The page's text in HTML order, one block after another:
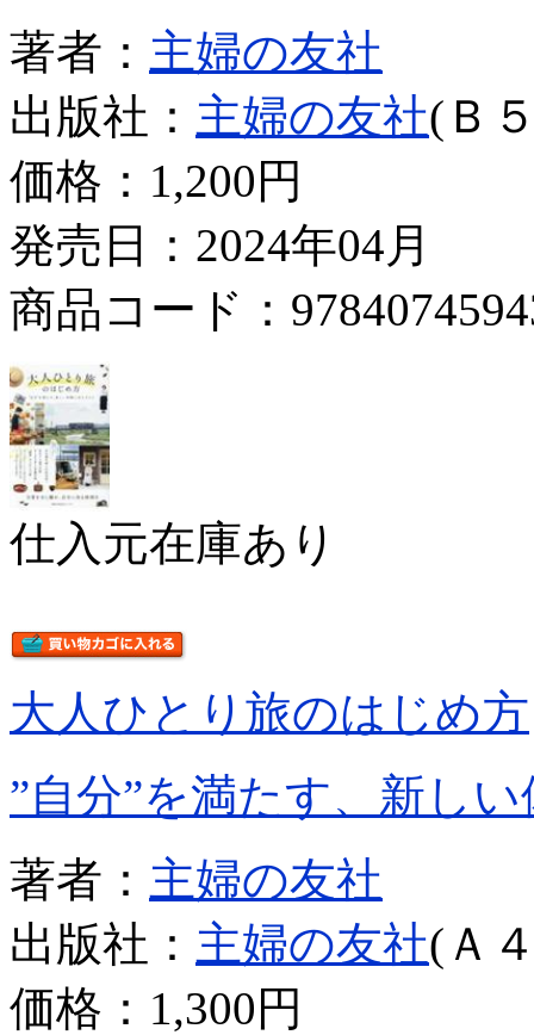
著者： 主婦の友社
出版社： 主婦の友社(Ｂ
価格： 1,200円
発売日：2024年04月
商品コード：
仕入元在庫あり
大人ひとり旅のはじめ方
”自分”を満たす、新し
著者： 主婦の友社
出版社： 主婦の友社(Ａ
価格： 1,300円